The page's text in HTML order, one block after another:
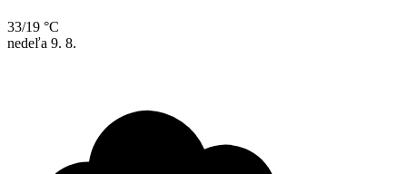
33/19 °C
nedeľa 9. 8.